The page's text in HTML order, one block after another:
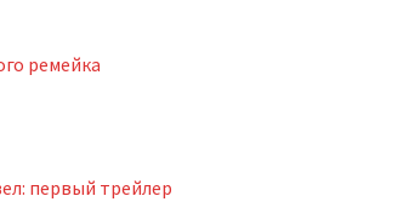
ремейка
первый трейлер